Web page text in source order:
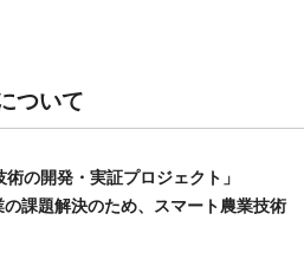
ついて
の開発・実証プロジェクト」
課題解決のため、スマート農業技術